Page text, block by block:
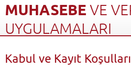
MUHASEBEVE
UYGULAMALARI
Muhasebe ve Vergi Uygulamaları
Kabul ve
Kabul ve Kayıt Koşulları